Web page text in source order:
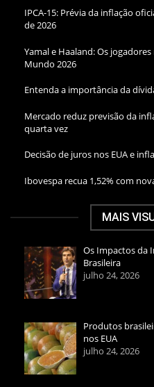
IPCA-15: Prévia da inflação
de 2026
Yamal e Haaland: Os
Mundo 2026
Entenda a importância da
Mercado reduz previsão da
quarta vez
Decisão de juros nos EUA e
Ibovespa recua 1,52% com
MAIS
Os Impactos da
Brasileira
julho 24, 2026
Produtos
nos EUA
julho 24, 2026